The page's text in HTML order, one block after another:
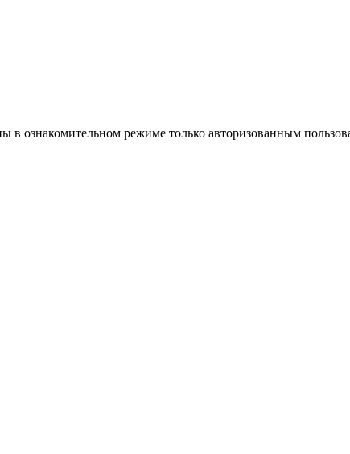
в ознакомительном режиме только авторизованным